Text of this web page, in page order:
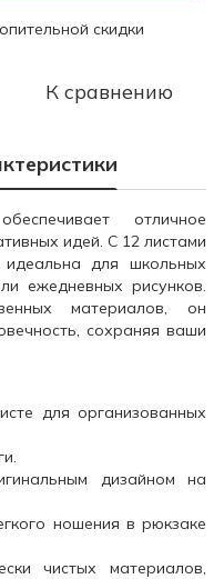
скидки
К сравнению
отличное
идей. С 12 листами
для школьных
ежедневных рисунков.
материалов, он
сохраняя ваши
для организованных
дизайном на
ношения в рюкзаке
чистых материалов,